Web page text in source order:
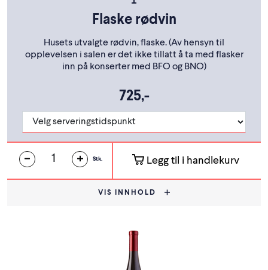
Flaske rødvin
Husets utvalgte rødvin, flaske. (Av hensyn til
opplevelsen i salen er det ikke tillatt å ta med flasker
inn på konserter med BFO og BNO)
725,-
Stk. Legg til i handlekurv
VIS INNHOLD